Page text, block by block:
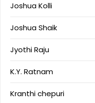
Joshua Kolli
Joshua Shaik
Jyothi Raju
K.Y. Ratnam
Kranthi chepuri